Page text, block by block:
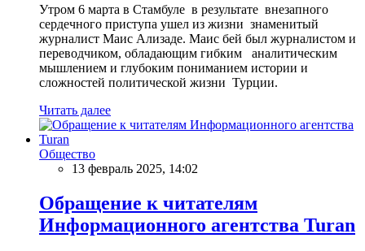
Утром 6 марта в Стамбуле в результате внезапного
сердечного приступа ушел из жизни знаменитый
журналист Маис Ализаде. Маис бей был журналистом и
переводчиком, обладающим гибким аналитическим
мышлением и глубоким пониманием истории и
сложностей политической жизни Турции.
Читать далее
Общество
13 февраль 2025, 14:02
Обращение к читателям
Информационного агентства Turan